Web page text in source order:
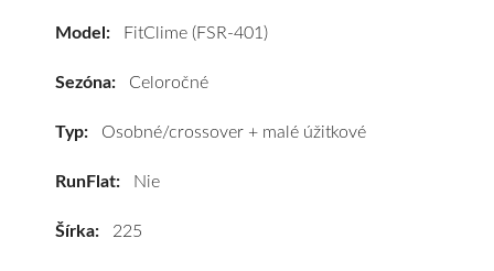
401)
225/45
95Y
Model: FitClime (FSR-401)
Sezóna: Celoročné
Typ: Osobné/crossover + malé úžitkové
RunFlat: Nie
Šírka: 225